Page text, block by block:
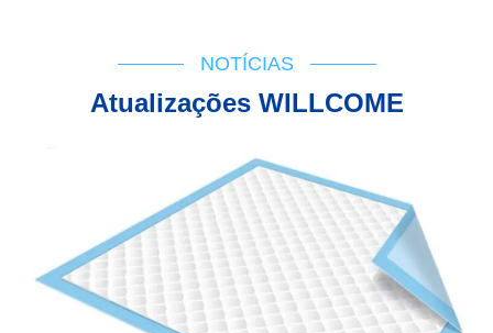
NOTÍCIAS
Atualizações WILLCOME